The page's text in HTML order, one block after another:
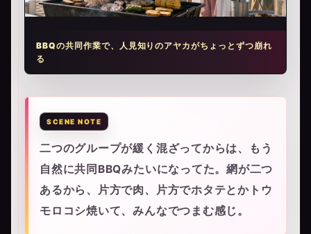
BBQの共同作業で、人見知りのアヤカがちょっとずつ崩れ
る
二つのグループが緩く混ざってからは、もう
自然に共同BBQみたいになってた。網が二つ
あるから、片方で肉、片方でホタテとかトウ
モロコシ焼いて、みんなでつまむ感じ。